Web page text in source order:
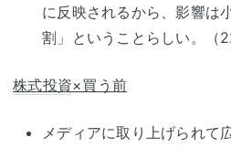
に反映されるから、影響は
割」ということらしい。（
株式投資×買う前
メディアに取り上げられて